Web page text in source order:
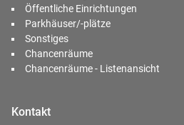
Öffentliche Einrichtungen
Parkhäuser/-plätze
Sonstiges
Chancenräume
Chancenräume - Listenansicht
Kontakt